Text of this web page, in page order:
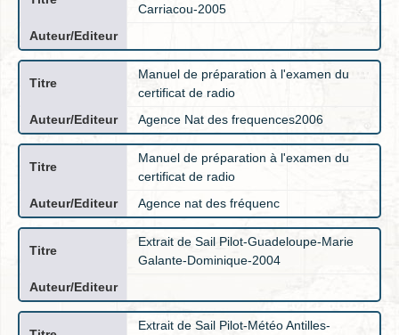
Carriacou-2005
Manuel de préparation à l'examen du
certificat de radio
Agence Nat des frequences2006
Manuel de préparation à l'examen du
certificat de radio
Agence nat des fréquenc
Extrait de Sail Pilot-Guadeloupe-Marie
Galante-Dominique-2004
Extrait de Sail Pilot-Météo Antilles-